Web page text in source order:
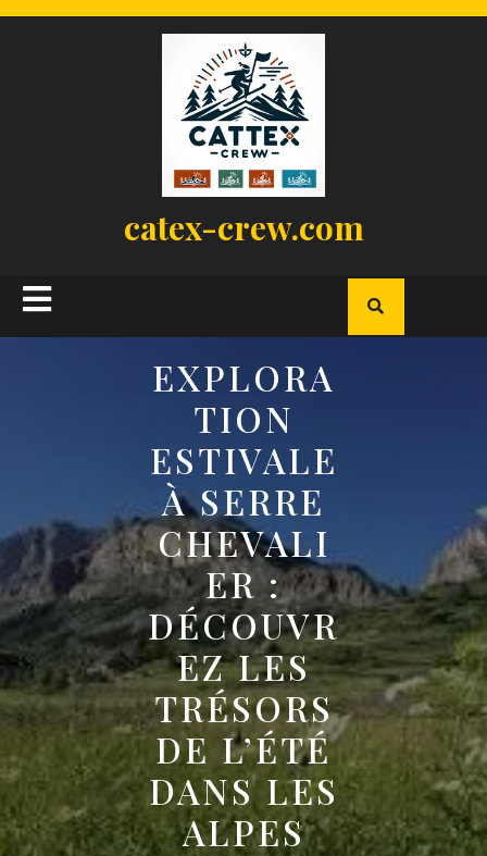
catex-crew.com
Open
Button
EXPLORA
TION
ESTIVALE
À SERRE
CHEVALI
ER :
DÉCOUVR
EZ LES
TRÉSORS
DE L’ÉTÉ
DANS LES
ALPES